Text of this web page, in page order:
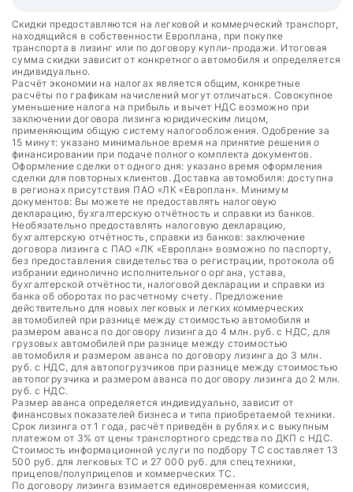
Скидки предоставляются на легковой и коммерческий транспорт,
находящийся в собственности Европлана, при покупке
транспорта в лизинг или по договору купли-продажи. Итоговая
сумма скидки зависит от конкретного автомобиля и определяется
индивидуально.
Расчёт экономии на налогах является общим, конкретные
расчёты по графикам начислений могут отличаться. Совокупное
уменьшение налога на прибыль и вычет НДС возможно при
заключении договора лизинга юридическим лицом,
применяющим общую систему налогообложения. Одобрение за
15 минут: указано минимальное время на принятие решения о
финансировании при подаче полного комплекта документов.
Оформление сделки от одного дня: указано время оформления
сделки для повторных клиентов. Доставка автомобиля: доступна
в регионах присутствия ПАО «ЛК «Европлан». Минимум
документов: Вы можете не предоставлять налоговую
декларацию, бухгалтерскую отчётность и справки из банков.
Необязательно предоставлять налоговую декларацию,
бухгалтерскую отчётность, справки из банков: заключение
договора лизинга с ПАО «ЛК «Европлан» возможно по паспорту,
без предоставления свидетельства о регистрации, протокола об
избрании единолично исполнительного органа, устава,
бухгалтерской отчётности, налоговой декларации и справки из
банка об оборотах по расчетному счету. Предложение
действительно для новых легковых и легких коммерческих
автомобилей при разнице между стоимостью автомобиля и
размером аванса по договору лизинга до 4 млн. руб. с НДС, для
грузовых автомобилей при разнице между стоимостью
автомобиля и размером аванса по договору лизинга до 3 млн.
руб. с НДС, для автопогрузчиков при разнице между стоимостью
автопогрузчика и размером аванса по договору лизинга до 2 млн.
руб. с НДС.
Размер аванса определяется индивидуально, зависит от
финансовых показателей бизнеса и типа приобретаемой техники.
Срок лизинга от 1 года, расчёт приведён в рублях и с выкупным
платежом от 3% от цены транспортного средства по ДКП с НДС.
Стоимость информационной услуги по подбору ТС составляет 13
500 руб. для легковых ТС и 27 000 руб. для спецтехники,
прицепов/полуприцепов и коммерческих ТС.
По договору лизинга взимается единовременная комиссия,